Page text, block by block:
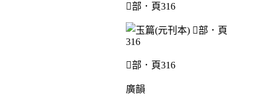
部．頁316
部．頁316
廣韻